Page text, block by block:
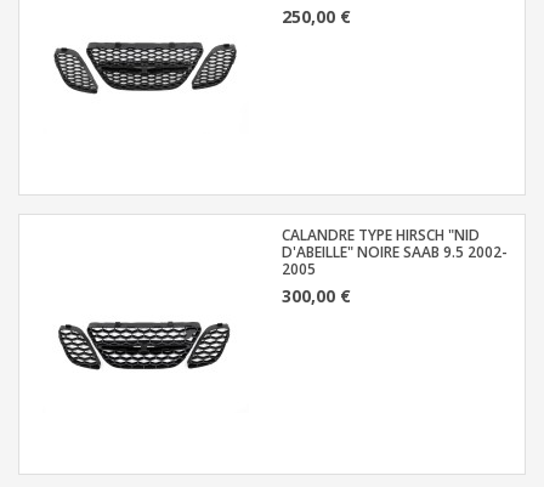
250,00 €
CALANDRE TYPE HIRSCH "NID
D'ABEILLE" NOIRE SAAB 9.5 2002-
2005
300,00 €